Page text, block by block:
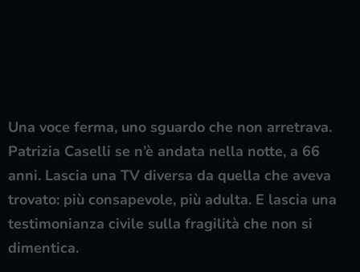
Una voce ferma, uno sguardo che non arretrava.
Patrizia Caselli se n’è andata nella notte, a 66
anni. Lascia una TV diversa da quella che aveva
trovato: più consapevole, più adulta. E lascia una
testimonianza civile sulla fragilità che non si
dimentica.